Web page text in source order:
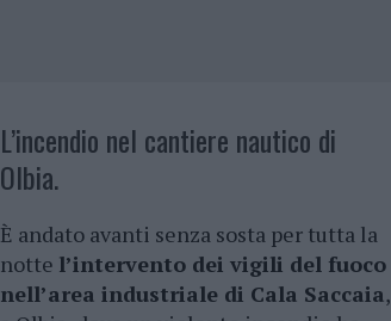
L’incendio nel cantiere nautico di
Olbia.
È andato avanti senza sosta per tutta la
notte l’intervento dei vigili del fuoco
nell’area industriale di Cala Saccaia,